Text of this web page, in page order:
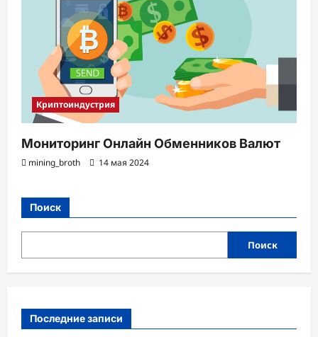
Криптоиндустрия
Мониторинг Онлайн Обменников Валют
mining_broth 14 мая 2024
Поиск
Поиск
Последние записи